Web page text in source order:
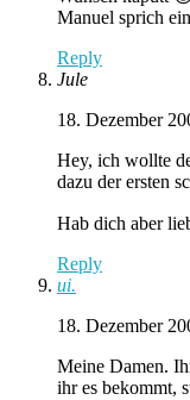
Manuel sprich
Reply
Jule
18. Dezember
Hey, ich wollte
dazu der ersten
Hab dich aber
Reply
ui.
18. Dezember
Meine Damen.
ihr es bekommt,